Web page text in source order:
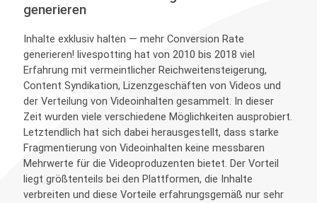
generieren
Inhalte exklusiv halten — mehr Conversion Rate
generieren! livespotting hat von 2010 bis 2018 viel
Erfahrung mit vermeintlicher Reichweitensteigerung,
Content Syndikation, Lizenzgeschäften von Videos und
der Verteilung von Videoinhalten gesammelt. In dieser
Zeit wurden viele verschiedene Möglichkeiten ausprobiert.
Letztendlich hat sich dabei herausgestellt, dass starke
Fragmentierung von Videoinhalten keine messbaren
Mehrwerte für die Videoproduzenten bietet. Der Vorteil
liegt größtenteils bei den Plattformen, die Inhalte
verbreiten und diese Vorteile erfahrungsgemäß nur sehr